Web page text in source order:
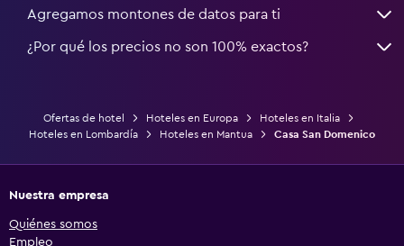
Agregamos montones de datos para ti
¿Por qué los precios no son 100% exactos?
Ofertas de hotel Hoteles en Europa
Hoteles en Italia
Hoteles en Lombardía
Hoteles en Mantua Casa San Domenico
Nuestra empresa
Quiénes somos
Empleo